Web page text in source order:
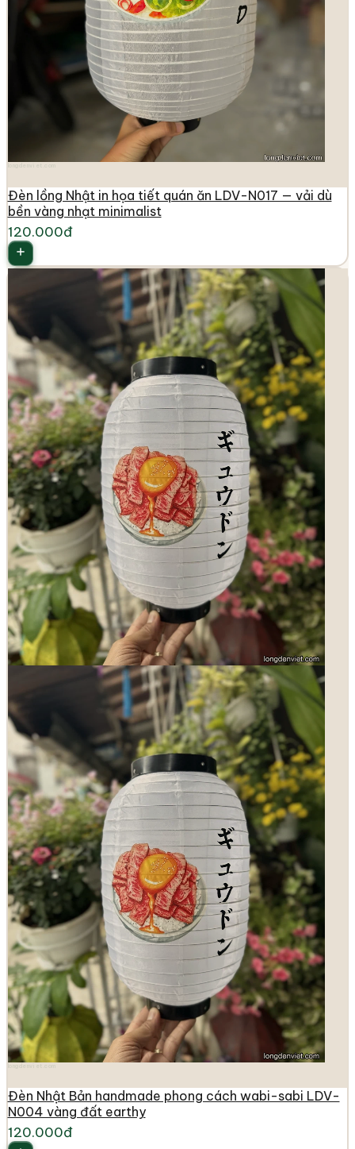
Đèn lồng Nhật in họa tiết quán ăn LDV-N017 — vải dù
bền vàng nhạt minimalist
120.000đ
Đèn Nhật Bản handmade phong cách wabi-sabi LDV-
N004 vàng đất earthy
120.000đ